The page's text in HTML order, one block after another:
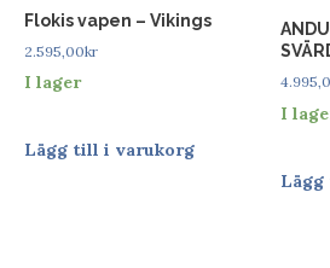
Flokis vapen – Vikings
2.595,00kr
I lager
Lägg till i varukorg
I